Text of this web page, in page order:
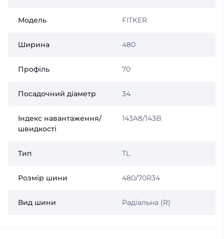
Модель FITKER
Ширина 480
Профіль 70
Посадочний діаметр 34
Індекс навантаження/
швидкості
143A8/143B
Тип TL
Розмір шини 480/70R34
Вид шини Радіальна (R)